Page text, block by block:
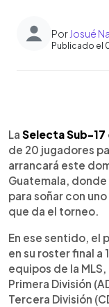
Por Josué
Publicado el
La Selecta Sub-17
de 20 jugadores
arrancará este
Guatemala, donde
para soñar con
que da el torneo.
En ese sentido, el
en su roster final a
equipos de la
Primera División
Tercera División